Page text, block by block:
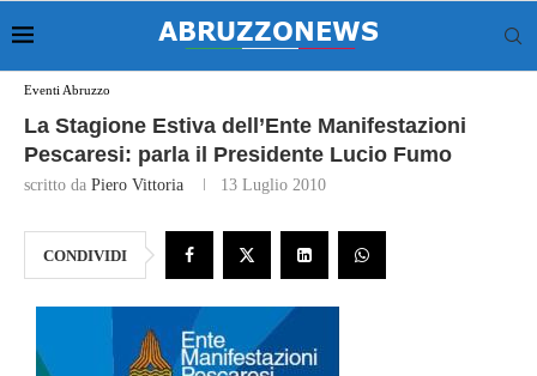
Eventi Abruzzo
La Stagione Estiva dell’Ente Manifestazioni
Pescaresi: parla il Presidente Lucio Fumo
scritto da Piero Vittoria 13 Luglio 2010
CONDIVIDI